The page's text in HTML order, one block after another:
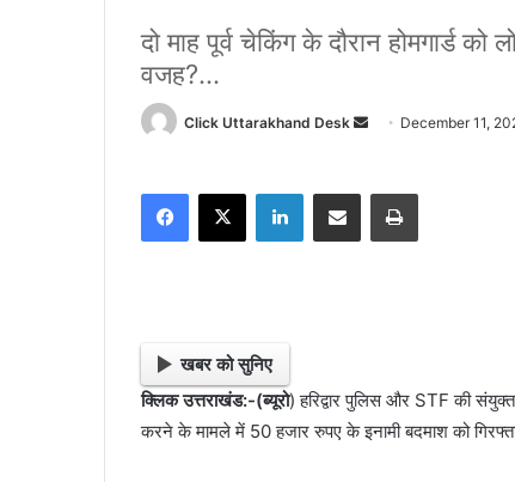
दो माह पूर्व चेकिंग के दौरान होमगार्ड
वजह?...
Click Uttarakhand Desk
a
December 11,
खबर को सुनिए
क्लिक उत्तराखंड:-(ब्यूरो) हरिद्वार पुलिस और STF की संयुक्त
करने के मामले में 50 हजार रुपए के इनामी बदमाश को